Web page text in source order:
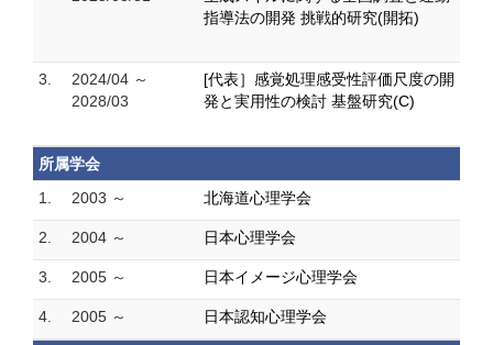
指導法の開発 挑戦的研究(開拓)
3.
2024/04 ～
2028/03
[代表］感覚処理感受性評価尺度の開
発と実用性の検討 基盤研究(C)
所属学会
1.
2003 ～ 北海道心理学会
2. 2004 ～ 日本心理学会
3. 2005 ～ 日本イメージ心理学会
4. 2005 ～ 日本認知心理学会